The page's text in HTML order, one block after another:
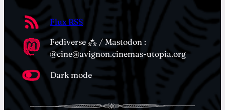
Flux RSS
Fediverse ⁂ / Mastodon :
@cine@avignon.cinemas-utopia.org
Dark mode